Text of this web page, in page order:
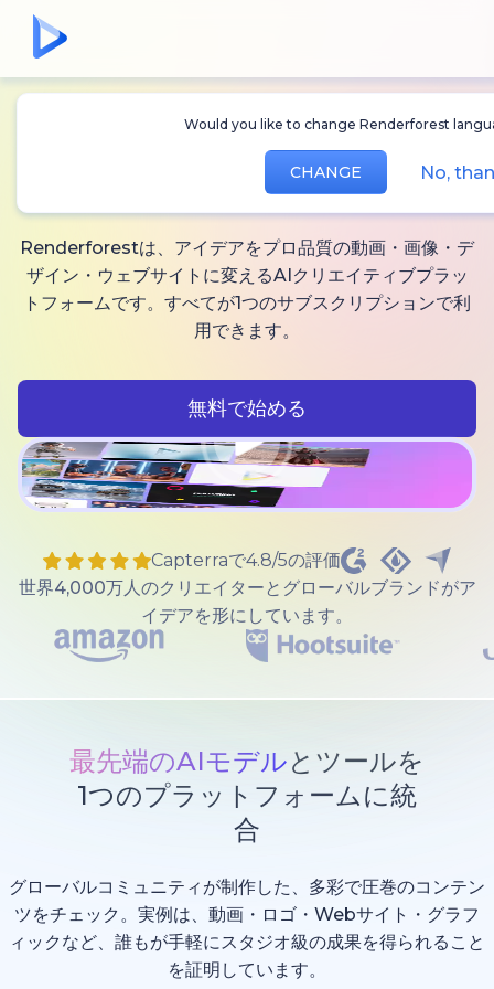
Would you like to change Renderforest
CHANGE No,
無制限に作れるAI動
画像と音声
Renderforestは、アイデアをプロ品質の動画・画像・デ
ザイン・ウェブサイトに変えるAIクリエイティブプラッ
トフォームです。すべてが1つのサブスクリプションで利
用できます。
無料で始める
Capterraで4.8/5の評価
世界4,000万人のクリエイターとグローバルブランドがア
イデアを形にしています。
最先端のAIモデルとツールを
1つのプラットフォームに統
合
グローバルコミュニティが制作した、多彩で圧巻のコンテン
ツをチェック。実例は、動画・ロゴ・Webサイト・グラフ
ィックなど、誰もが手軽にスタジオ級の成果を得られること
を証明しています。